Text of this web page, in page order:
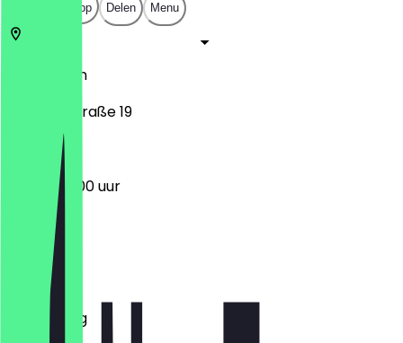
Open in app Delen Menu
Berlijn
Wiltbergstraße 19
06:30 - 17:00 uur
Maandag
Dinsdag
Woensdag
Donderdag